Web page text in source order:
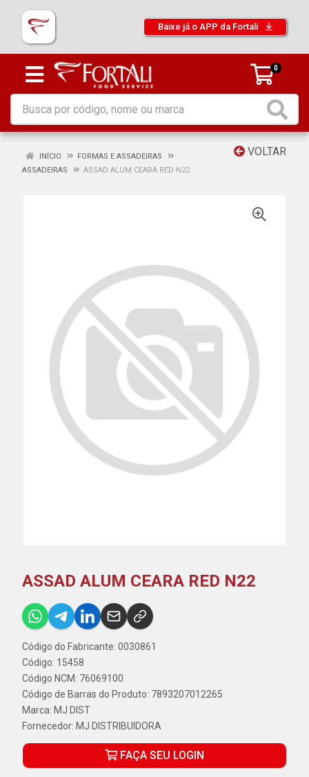
Baixe já o APP da Fortali
0
VOLTAR
INÍCIO
FORMAS E ASSADEIRAS
ASSADEIRAS
ASSAD ALUM CEARA RED N22
ASSAD ALUM CEARA RED N22
Código do Fabricante: 0030861
Código: 15458
Código NCM: 76069100
Código de Barras do Produto: 7893207012265
Marca: MJ DIST
Fornecedor: MJ DISTRIBUIDORA
FAÇA SEU LOGIN